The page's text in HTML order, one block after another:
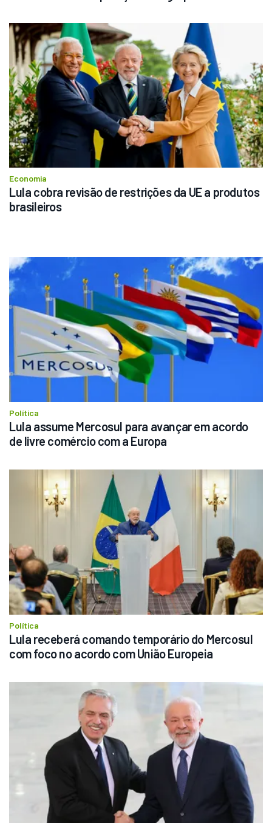
Economia
Lula cobra revisão de restrições da UE a produtos
brasileiros
Política
Lula assume Mercosul para avançar em acordo
de livre comércio com a Europa
Política
Lula receberá comando temporário do Mercosul
com foco no acordo com União Europeia